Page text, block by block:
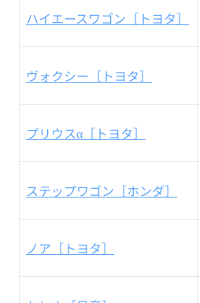
ハイエースワゴン［トヨタ］
ヴォクシー［トヨタ］
プリウスα［トヨタ］
ステップワゴン［ホンダ］
ノア［トヨタ］